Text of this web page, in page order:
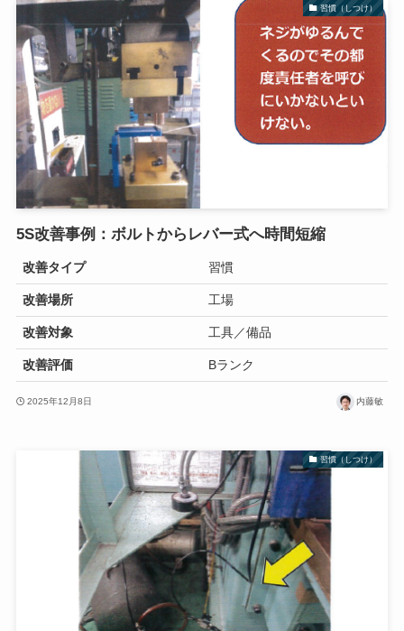
習慣（しつけ）
5S改善事例：ボルトからレバー式へ時間短縮
改善タイプ 習慣
改善場所 工場
改善対象 工具／備品
改善評価 Bランク
2025年12月8日 内藤敏
習慣（しつけ）